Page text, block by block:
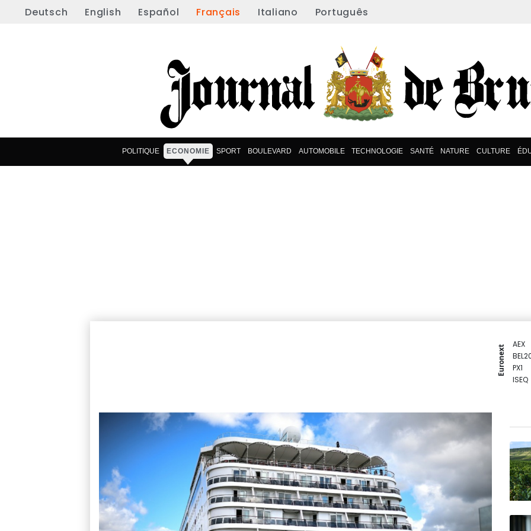
Deutsch English Español Français Italiano Português
POLITIQUE ECONOMIE SPORT BOULEVARD AUTOMOBILE TECHNOLOGIE SANTÉ NATURE CULTURE
Euronext
AEX
PX1
ISEQ